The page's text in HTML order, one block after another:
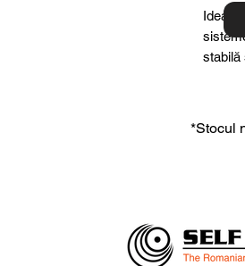
Ideală
stabilă
*Stocul